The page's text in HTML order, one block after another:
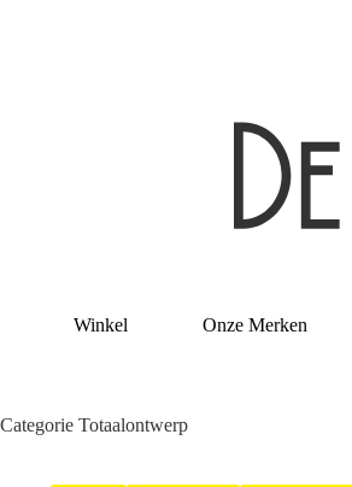
Winkel Onze Merken
Categorie Totaalontwerp